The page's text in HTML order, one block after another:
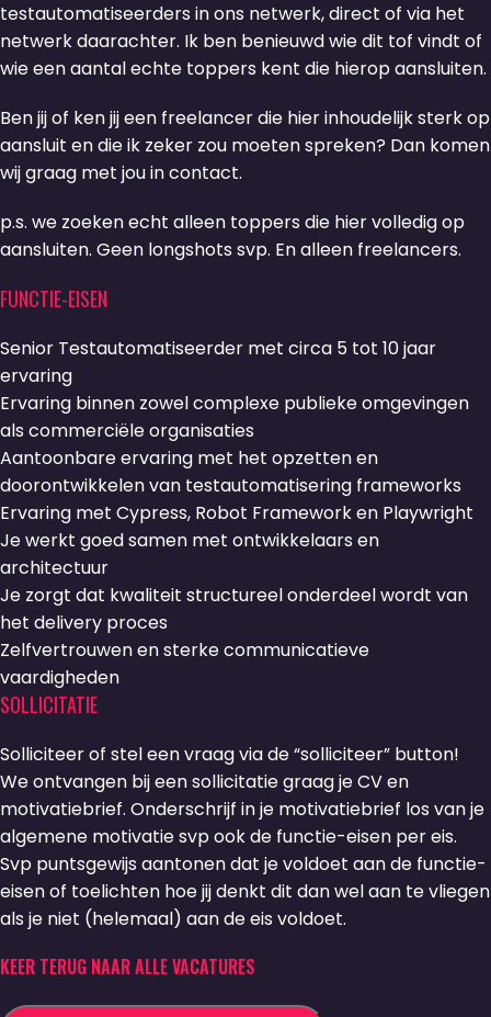
testautomatiseerders in ons netwerk, direct of via het
netwerk daarachter. Ik ben benieuwd wie dit tof vindt of
wie een aantal echte toppers kent die hierop aansluiten.
Ben jij of ken jij een freelancer die hier inhoudelijk sterk op
aansluit en die ik zeker zou moeten spreken? Dan komen
wij graag met jou in contact.
p.s. we zoeken echt alleen toppers die hier volledig op
aansluiten. Geen longshots svp. En alleen freelancers.
FUNCTIE-EISEN
Senior Testautomatiseerder met circa 5 tot 10 jaar
ervaring
Ervaring binnen zowel complexe publieke omgevingen
als commerciële organisaties
Aantoonbare ervaring met het opzetten en
doorontwikkelen van testautomatisering frameworks
Ervaring met Cypress, Robot Framework en Playwright
Je werkt goed samen met ontwikkelaars en
architectuur
Je zorgt dat kwaliteit structureel onderdeel wordt van
het delivery proces
Zelfvertrouwen en sterke communicatieve
vaardigheden
SOLLICITATIE
Solliciteer of stel een vraag via de “solliciteer” button!
We ontvangen bij een sollicitatie graag je CV en
motivatiebrief. Onderschrijf in je motivatiebrief los van je
algemene motivatie svp ook de functie-eisen per eis.
Svp puntsgewijs aantonen dat je voldoet aan de functie-
eisen of toelichten hoe jij denkt dit dan wel aan te vliegen
als je niet (helemaal) aan de eis voldoet.
KEER TERUG NAAR ALLE VACATURES